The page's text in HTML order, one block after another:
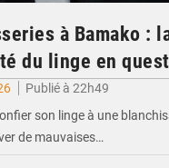
à Bamako :
du linge en
Publié à 22h49
son linge à une
de mauvaises…